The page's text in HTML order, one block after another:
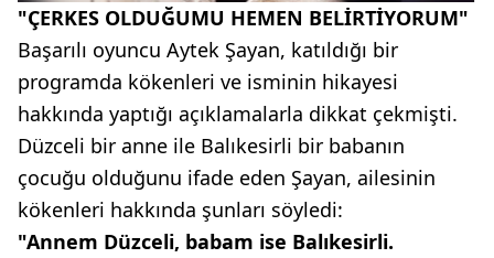
"ÇERKES OLDUĞUMU HEMEN BELİRTİYORUM"
Başarılı oyuncu Aytek Şayan, katıldığı bir
programda kökenleri ve isminin hikayesi
hakkında yaptığı açıklamalarla dikkat çekmişti.
Düzceli bir anne ile Balıkesirli bir babanın
çocuğu olduğunu ifade eden Şayan, ailesinin
kökenleri hakkında şunları söyledi:
"Annem Düzceli, babam ise Balıkesirli.